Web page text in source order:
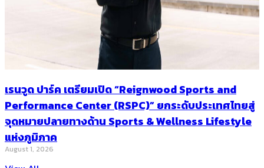
เรนวูด ปาร์ค เตรียมเปิด “Reignwood Sports and
Performance Center (RSPC)” ยกระดับประเทศไทยสู่
จุดหมายปลายทางด้าน Sports & Wellness Lifestyle
แห่งภูมิภาค
August 1, 2026